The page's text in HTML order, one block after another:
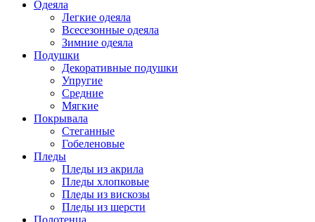
Одеяла
Легкие одеяла
Всесезонные одеяла
Зимние одеяла
Подушки
Декоративные подушки
Упругие
Средние
Мягкие
Покрывала
Стеганные
Гобеленовые
Пледы
Пледы из акрила
Пледы хлопковые
Пледы из вискозы
Пледы из шерсти
Полотенца